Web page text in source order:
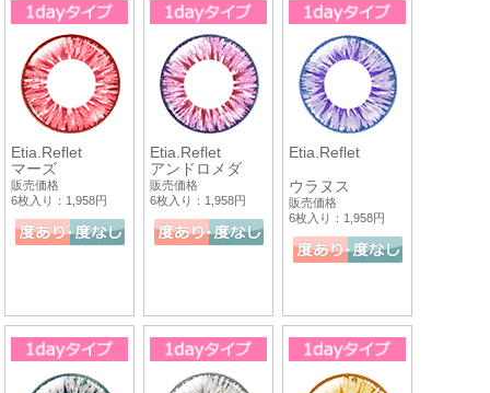
Etia.Reflet
マーズ
販売価格
6枚入り：1,958円
Etia.Reflet
アンドロメダ
販売価格
6枚入り：1,958円
Etia.Reflet
ウラヌス
販売価格
6枚入り：1,958円